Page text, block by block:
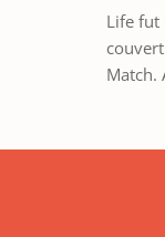
Life fut
Match.